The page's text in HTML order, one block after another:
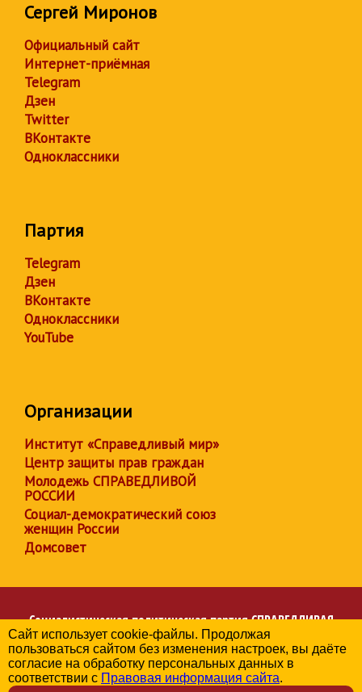
Сергей Миронов
Официальный сайт
Интернет-приёмная
Telegram
Дзен
Twitter
ВКонтакте
Одноклассники
Партия
Telegram
Дзен
ВКонтакте
Одноклассники
YouTube
Организации
Институт «Справедливый мир»
Центр защиты прав граждан
Молодежь СПРАВЕДЛИВОЙ
РОССИИ
Социал-демократический союз
женщин России
Домсовет
Социалистическая политическая партияСПРАВЕДЛИВАЯ
РОССИЯ
Региональное отделение партии в Ивановской области
© 2006-2026
Сайт использует cookie-файлы. Продолжая
пользоваться сайтом без изменения настроек, вы даёте
согласие на обработку персональных данных в
соответствии с Правовая информация сайта.